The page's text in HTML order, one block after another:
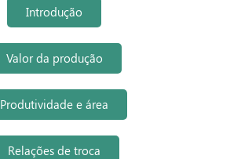
Introdução
Valor da produção
Produtividade e área
Relações de troca